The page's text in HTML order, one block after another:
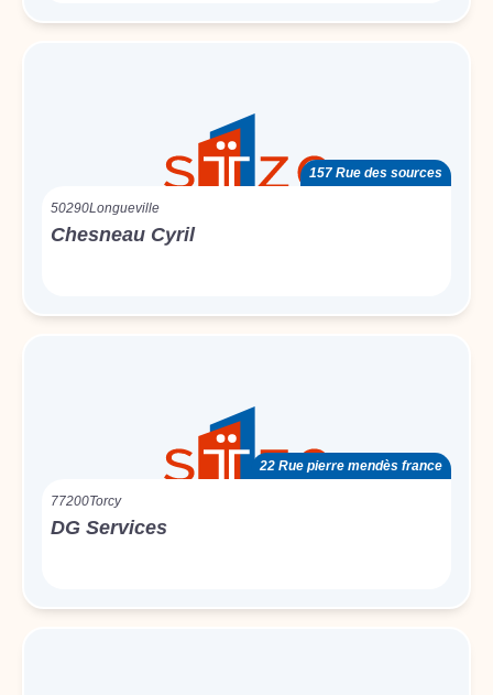
157 Rue des sources
50290Longueville
Chesneau Cyril
22 Rue pierre mendès france
77200Torcy
DG Services